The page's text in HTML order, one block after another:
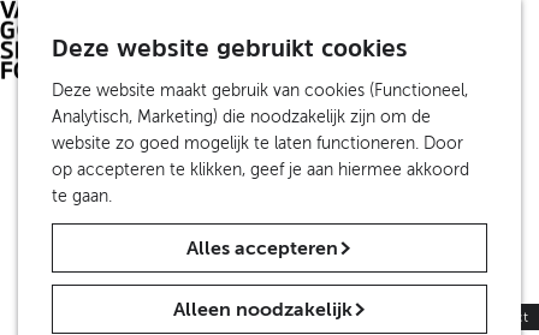
Deze website gebruikt cookies
Deze website maakt gebruik van cookies (Functioneel,
Analytisch, Marketing) die noodzakelijk zijn om de
website zo goed mogelijk te laten functioneren. Door
op accepteren te klikken, geef je aan hiermee akkoord
te gaan.
Alles accepteren
Alleen noodzakelijk
Z
o
e
k
e
n
e
e
c
t
e
r
t
a
a
M
e
n
u
Travel Trade
De Partners
Over ons
Organisatie
Contact
Nieuws
Persinformatie Contact